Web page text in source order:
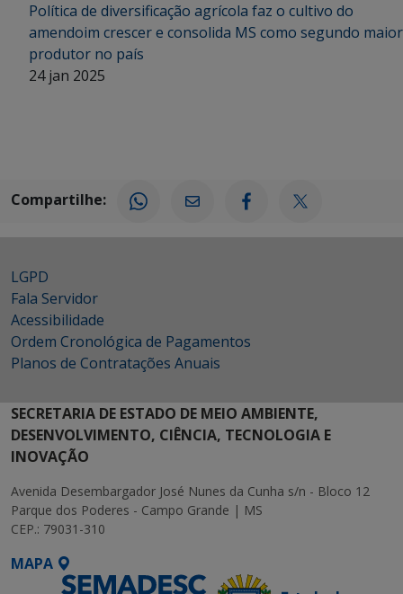
Política de diversificação agrícola faz o cultivo do
amendoim crescer e consolida MS como segundo maior
produtor no país
24 jan 2025
Compartilhe:
LGPD
Fala Servidor
Acessibilidade
Ordem Cronológica de Pagamentos
Planos de Contratações Anuais
SECRETARIA DE ESTADO DE MEIO AMBIENTE,
DESENVOLVIMENTO, CIÊNCIA, TECNOLOGIA E
INOVAÇÃO
Avenida Desembargador José Nunes da Cunha s/n - Bloco 12
Parque dos Poderes - Campo Grande | MS
CEP.: 79031-310
MAPA